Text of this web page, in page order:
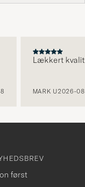
Lækkert
MARK U2026-
først